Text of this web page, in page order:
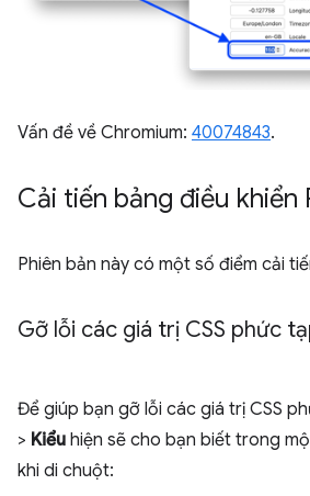
Vấn đề về Chromium: 40074843.
Cải tiến bảng điều khiển
Phiên bản này có một số điểm cải
Gỡ lỗi các giá trị CSS phức
Để giúp bạn gỡ lỗi các giá trị CSS
> Kiểu hiện sẽ cho bạn biết trong
khi di chuột: